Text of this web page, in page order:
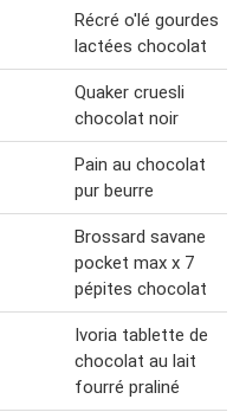
Récré o'lé gourdes
lactées chocolat
Quaker cruesli
chocolat noir
Pain au chocolat
pur beurre
Brossard savane
pocket max x 7
pépites chocolat
Ivoria tablette de
chocolat au lait
fourré praliné